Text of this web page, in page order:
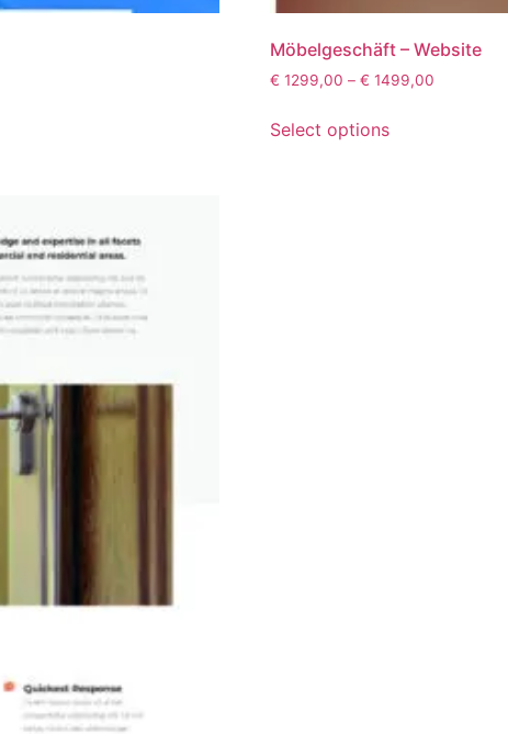
Möbelgeschäft – Website
€ 1299,00 – € 1499,00
Select options